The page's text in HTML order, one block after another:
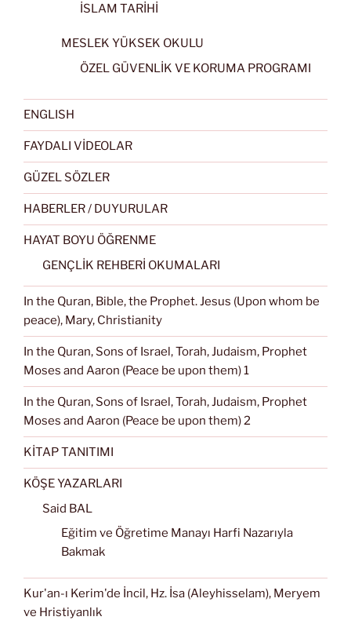
İSLAM TARİHİ
MESLEK YÜKSEK OKULU
ÖZEL GÜVENLİK VE KORUMA PROGRAMI
ENGLISH
FAYDALI VİDEOLAR
GÜZEL SÖZLER
HABERLER / DUYURULAR
HAYAT BOYU ÖĞRENME
GENÇLİK REHBERİ OKUMALARI
In the Quran, Bible, the Prophet. Jesus (Upon whom be
peace), Mary, Christianity
In the Quran, Sons of Israel, Torah, Judaism, Prophet
Moses and Aaron (Peace be upon them) 1
In the Quran, Sons of Israel, Torah, Judaism, Prophet
Moses and Aaron (Peace be upon them) 2
KİTAP TANITIMI
KÖŞE YAZARLARI
Said BAL
Eğitim ve Öğretime Manayı Harfi Nazarıyla
Bakmak
Kur'an-ı Kerim'de İncil, Hz. İsa (Aleyhisselam), Meryem
ve Hristiyanlık